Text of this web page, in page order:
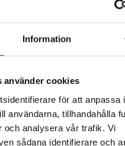
Information
använder cookies
för att anpassa
användarna, tillhandahålla
och analysera vår trafik. Vi
sådana identifierare och
Denna består av Malin Sparf
Rejlers Group, Jenny
för att lyfta fram eventuella
inträffat eller är på väg att